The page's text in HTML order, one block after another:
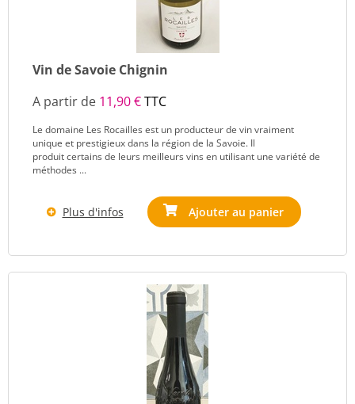
Vin de Savoie Chignin
A partir de 11,90 €TTC
Le domaine Les Rocailles est un producteur de vin vraiment
unique et prestigieux dans la région de la Savoie. Il
produit certains de leurs meilleurs vins en utilisant une variété de
méthodes ...
Plus d'infos Ajouter au panier